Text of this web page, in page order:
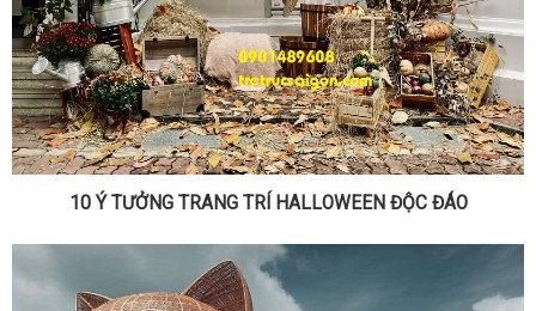
10 Ý TƯỞNG TRANG TRÍ HALLOWEEN ĐỘC ĐÁO